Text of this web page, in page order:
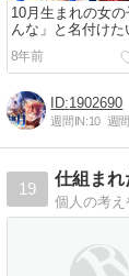
10月生まれの女
んな」と名付けた
めの漢字は？
8年前
1902690
週間IN:10 週
19
仕組まれ
個人の考